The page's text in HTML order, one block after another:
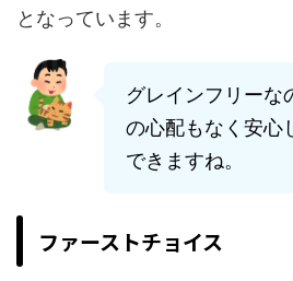
となっています。
グレインフリーな
の心配もなく安心
できますね。
ファーストチョイス